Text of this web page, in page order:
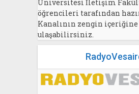
Üniversitesi İletişim
öğrencileri tarafından
Kanalının zengin içeriğine
ulaşabilirsiniz.